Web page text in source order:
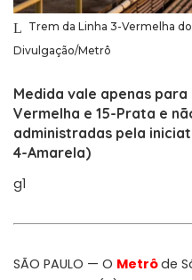
Trem da Linha 3-Vermelha
Divulgação/Metrô
Medida vale apenas para
Vermelha e 15-Prata e
administradas pela
4-Amarela)
g1
SÃO PAULO — O Metrôde